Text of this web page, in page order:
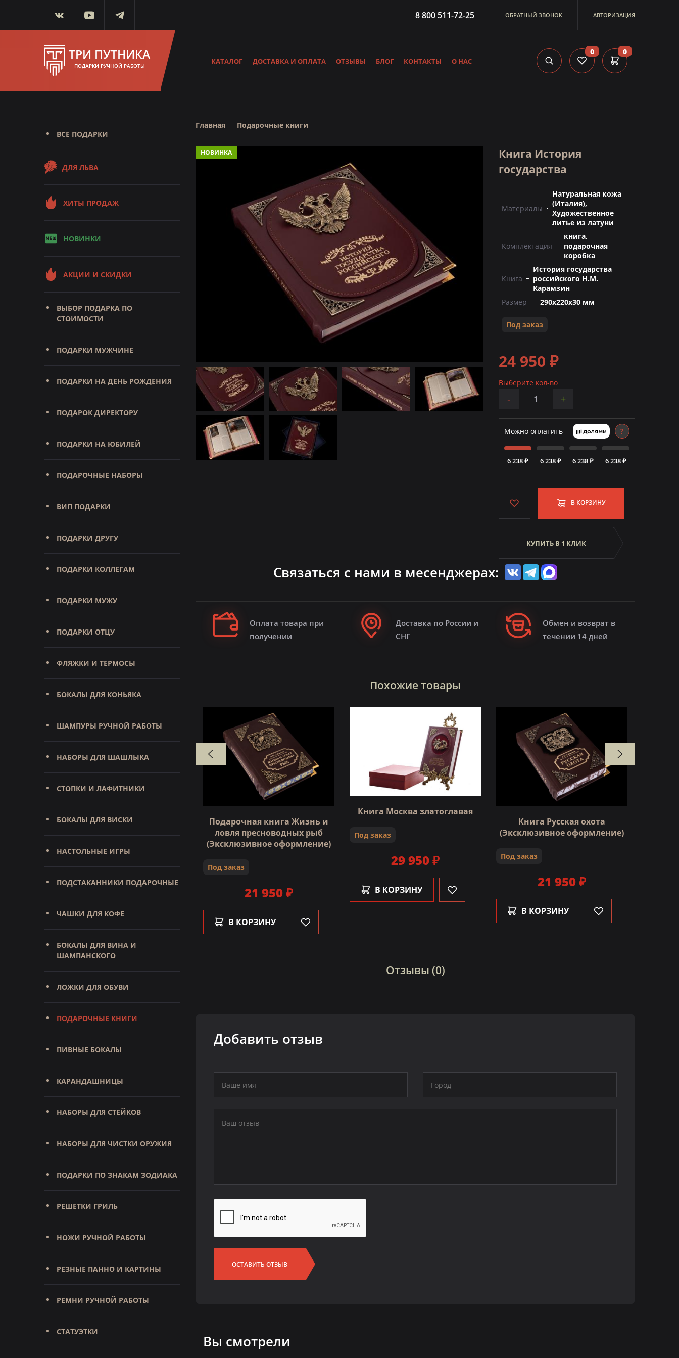
АВТОРИЗАЦИЯ
ОБРАТНЫЙ ЗВОНОК
8 800 511-72-25
ТРИ ПУТНИКА
ПОДАРКИ РУЧНОЙ РАБОТЫ
КАТАЛОГ ДОСТАВКА И ОПЛАТА ОТЗЫВЫ БЛОГ КОНТАКТЫ О НАС
0
0
ВСЕ ПОДАРКИ
ДЛЯ ЛЬВА
ХИТЫ ПРОДАЖ
НОВИНКИ
АКЦИИ И СКИДКИ
ВЫБОР ПОДАРКА ПО
СТОИМОСТИ
ПОДАРКИ МУЖЧИНЕ
ПОДАРКИ НА ДЕНЬ РОЖДЕНИЯ
ПОДАРОК ДИРЕКТОРУ
ПОДАРКИ НА ЮБИЛЕЙ
ПОДАРОЧНЫЕ НАБОРЫ
ВИП ПОДАРКИ
ПОДАРКИ ДРУГУ
ПОДАРКИ КОЛЛЕГАМ
ПОДАРКИ МУЖУ
ПОДАРКИ ОТЦУ
ФЛЯЖКИ И ТЕРМОСЫ
БОКАЛЫ ДЛЯ КОНЬЯКА
ШАМПУРЫ РУЧНОЙ РАБОТЫ
НАБОРЫ ДЛЯ ШАШЛЫКА
СТОПКИ И ЛАФИТНИКИ
БОКАЛЫ ДЛЯ ВИСКИ
НАСТОЛЬНЫЕ ИГРЫ
ПОДСТАКАННИКИ ПОДАРОЧНЫЕ
ЧАШКИ ДЛЯ КОФЕ
БОКАЛЫ ДЛЯ ВИНА И
ШАМПАНСКОГО
ЛОЖКИ ДЛЯ ОБУВИ
ПОДАРОЧНЫЕ КНИГИ
ПИВНЫЕ БОКАЛЫ
КАРАНДАШНИЦЫ
НАБОРЫ ДЛЯ СТЕЙКОВ
НАБОРЫ ДЛЯ ЧИСТКИ ОРУЖИЯ
ПОДАРКИ ПО ЗНАКАМ ЗОДИАКА
РЕШЕТКИ ГРИЛЬ
НОЖИ РУЧНОЙ РАБОТЫ
РЕЗНЫЕ ПАННО И КАРТИНЫ
РЕМНИ РУЧНОЙ РАБОТЫ
СТАТУЭТКИ
Главная Подарочные книги
НОВИНКА
Книга История
государства
Материалы
Натуральная кожа
(Италия),
Художественное
литье из латуни
Комплектация
книга,
подарочная
коробка
Книга
История государства
российского Н.М.
Карамзин
Размер
290х220х30 мм
Под заказ
24 950 ₽
Выберите кол-во
- +
Можно оплатить ?
6 238 ₽ 6 238 ₽ 6 238 ₽ 6 238 ₽
В КОРЗИНУ
КУПИТЬ В 1 КЛИК
Связаться с нами в месенджерах:
Оплата товара при
получении
Доставка по России и
СНГ
Обмен и возврат в
течении 14 дней
Похожие товары
Подарочная книга Просто о
лучших винах (Эксклюзивное
Под заказ
24 950 ₽
Подарочная книга Жизнь и
ловля пресноводных рыб
(Эксклюзивное оформление)
Под заказ
21 950 ₽
В КОРЗИНУ
Книга Москва златоглавая
Под заказ
29 950 ₽
В КОРЗИНУ
Книга Русская охота
(Эксклюзивное оформление)
Под заказ
21 950 ₽
В КОРЗИНУ
Отзывы (0)
Добавить отзыв
ОСТАВИТЬ ОТЗЫВ
Вы смотрели